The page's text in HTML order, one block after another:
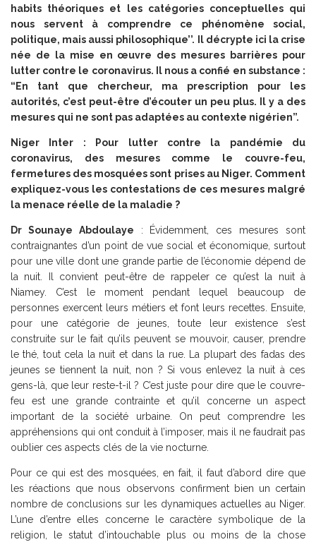
habits théoriques et les catégories conceptuelles qui
nous servent à comprendre ce phénomène social,
politique, mais aussi philosophique’’. Il décrypte ici la crise
née de la mise en œuvre des mesures barrières pour
lutter contre le coronavirus. Il nous a confié en substance :
“En tant que chercheur, ma prescription pour les
autorités, c’est peut-être d’écouter un peu plus. Il y a des
mesures qui ne sont pas adaptées au contexte nigérien”.
Niger Inter : Pour lutter contre la pandémie du
coronavirus, des mesures comme le couvre-feu,
fermetures des mosquées sont prises au Niger. Comment
expliquez-vous les contestations de ces mesures malgré
la menace réelle de la maladie ?
Dr Sounaye Abdoulaye : Évidemment, ces mesures sont
contraignantes d’un point de vue social et économique, surtout
pour une ville dont une grande partie de l’économie dépend de
la nuit. Il convient peut-être de rappeler ce qu’est la nuit à
Niamey. C’est le moment pendant lequel beaucoup de
personnes exercent leurs métiers et font leurs recettes. Ensuite,
pour une catégorie de jeunes, toute leur existence s’est
construite sur le fait qu’ils peuvent se mouvoir, causer, prendre
le thé, tout cela la nuit et dans la rue. La plupart des fadas des
jeunes se tiennent la nuit, non ? Si vous enlevez la nuit à ces
gens-là, que leur reste-t-il ? C’est juste pour dire que le couvre-
feu est une grande contrainte et qu’il concerne un aspect
important de la société urbaine. On peut comprendre les
appréhensions qui ont conduit à l’imposer, mais il ne faudrait pas
oublier ces aspects clés de la vie nocturne.
Pour ce qui est des mosquées, en fait, il faut d’abord dire que
les réactions que nous observons confirment bien un certain
nombre de conclusions sur les dynamiques actuelles au Niger.
L’une d’entre elles concerne le caractère symbolique de la
religion, le statut d’intouchable plus ou moins de la chose